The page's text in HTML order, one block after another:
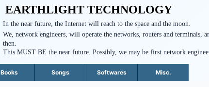
EARTHLIGHT TECHNOLOGY
In the near future, the Internet will reach to the space and the moon.
We, network engineers, will operate the networks, routers and terminals,
then.
This MUST BE the near future. Possibly, we may be first network
Books Songs Softwares Misc.